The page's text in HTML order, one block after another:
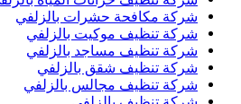
شركة مكافحة حشرات بالزلفي
شركة تنظيف موكيت بالزلفي
شركة تنظيف مساجد بالزلفي
شركة تنظيف شقق بالزلفي
شركة تنظيف مجالس بالزلفي